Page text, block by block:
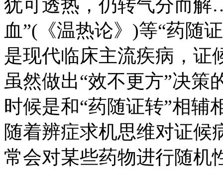
犹可透热，仍转气分而
血”(《温热论》)等“药随
是现代临床主流疾病，证
虽然做出“效不更方”决策
时候是和“药随证转”相辅
随着辨症求机思维对证候
常会对某些药物进行随机